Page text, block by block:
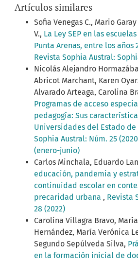
Artículos similares
Sofia Venegas C., Mario
V., La Ley SEP en las
Punta Arenas, entre los años
Revista Sophia Austral:
Nicolás Alejandro
Abricot Marchant, Karen
Alvarado Arteaga, Carolina
Programas de acceso
pedagogía: Sus
Universidades del Estado de
Sophia Austral: Núm. 25
(enero-junio)
Carlos Minchala, Eduardo
educación, pandemia y
continuidad escolar en
precaridad urbana , Revista
28 (2022)
Carolina Villagra Bravo,
Hernández, María Verónica
Segundo Sepúlveda Silva,
en la formación inicial de